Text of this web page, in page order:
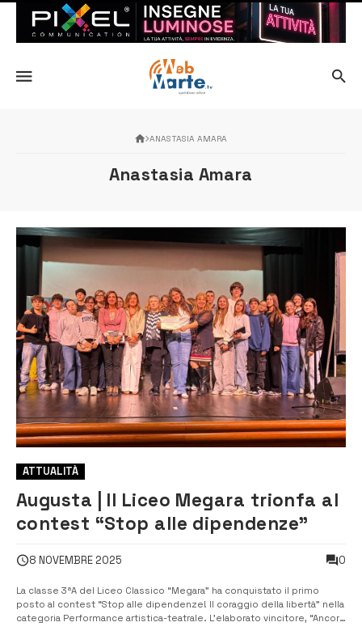
ANASTASIA AMARA
Anastasia Amara
ATTUALITÀ
Augusta | Il Liceo Megara trionfa al
contest “Stop alle dipendenze”
8 NOVEMBRE 2025 0
La classe 3ªA del Liceo Classico “Megara” ha conquistato il primo
posto al contest “Stop alle dipendenze! Il coraggio della libertà” nella
categoria Performance artistica-teatrale. L’elaborato vincitore, “Ancora